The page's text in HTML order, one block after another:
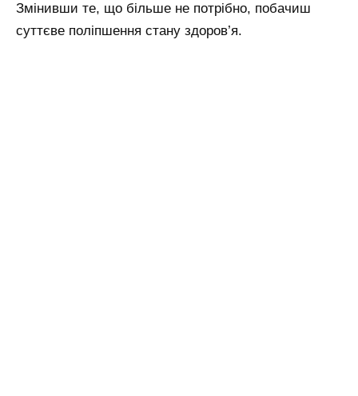
Змінивши те, що більше не потрібно, побачиш
суттєве поліпшення стану здоров’я.